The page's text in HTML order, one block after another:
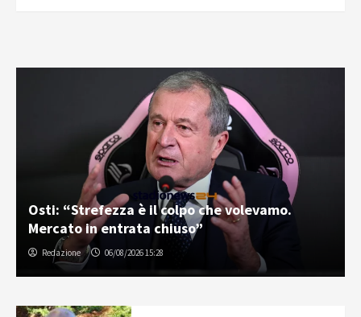
Osti: “Strefezza è il colpo che volevamo.
Mercato in entrata chiuso”
Redazione 06/08/2026 15:28